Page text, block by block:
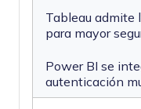
Tableau admite
para mayor
Power BI se
autenticación